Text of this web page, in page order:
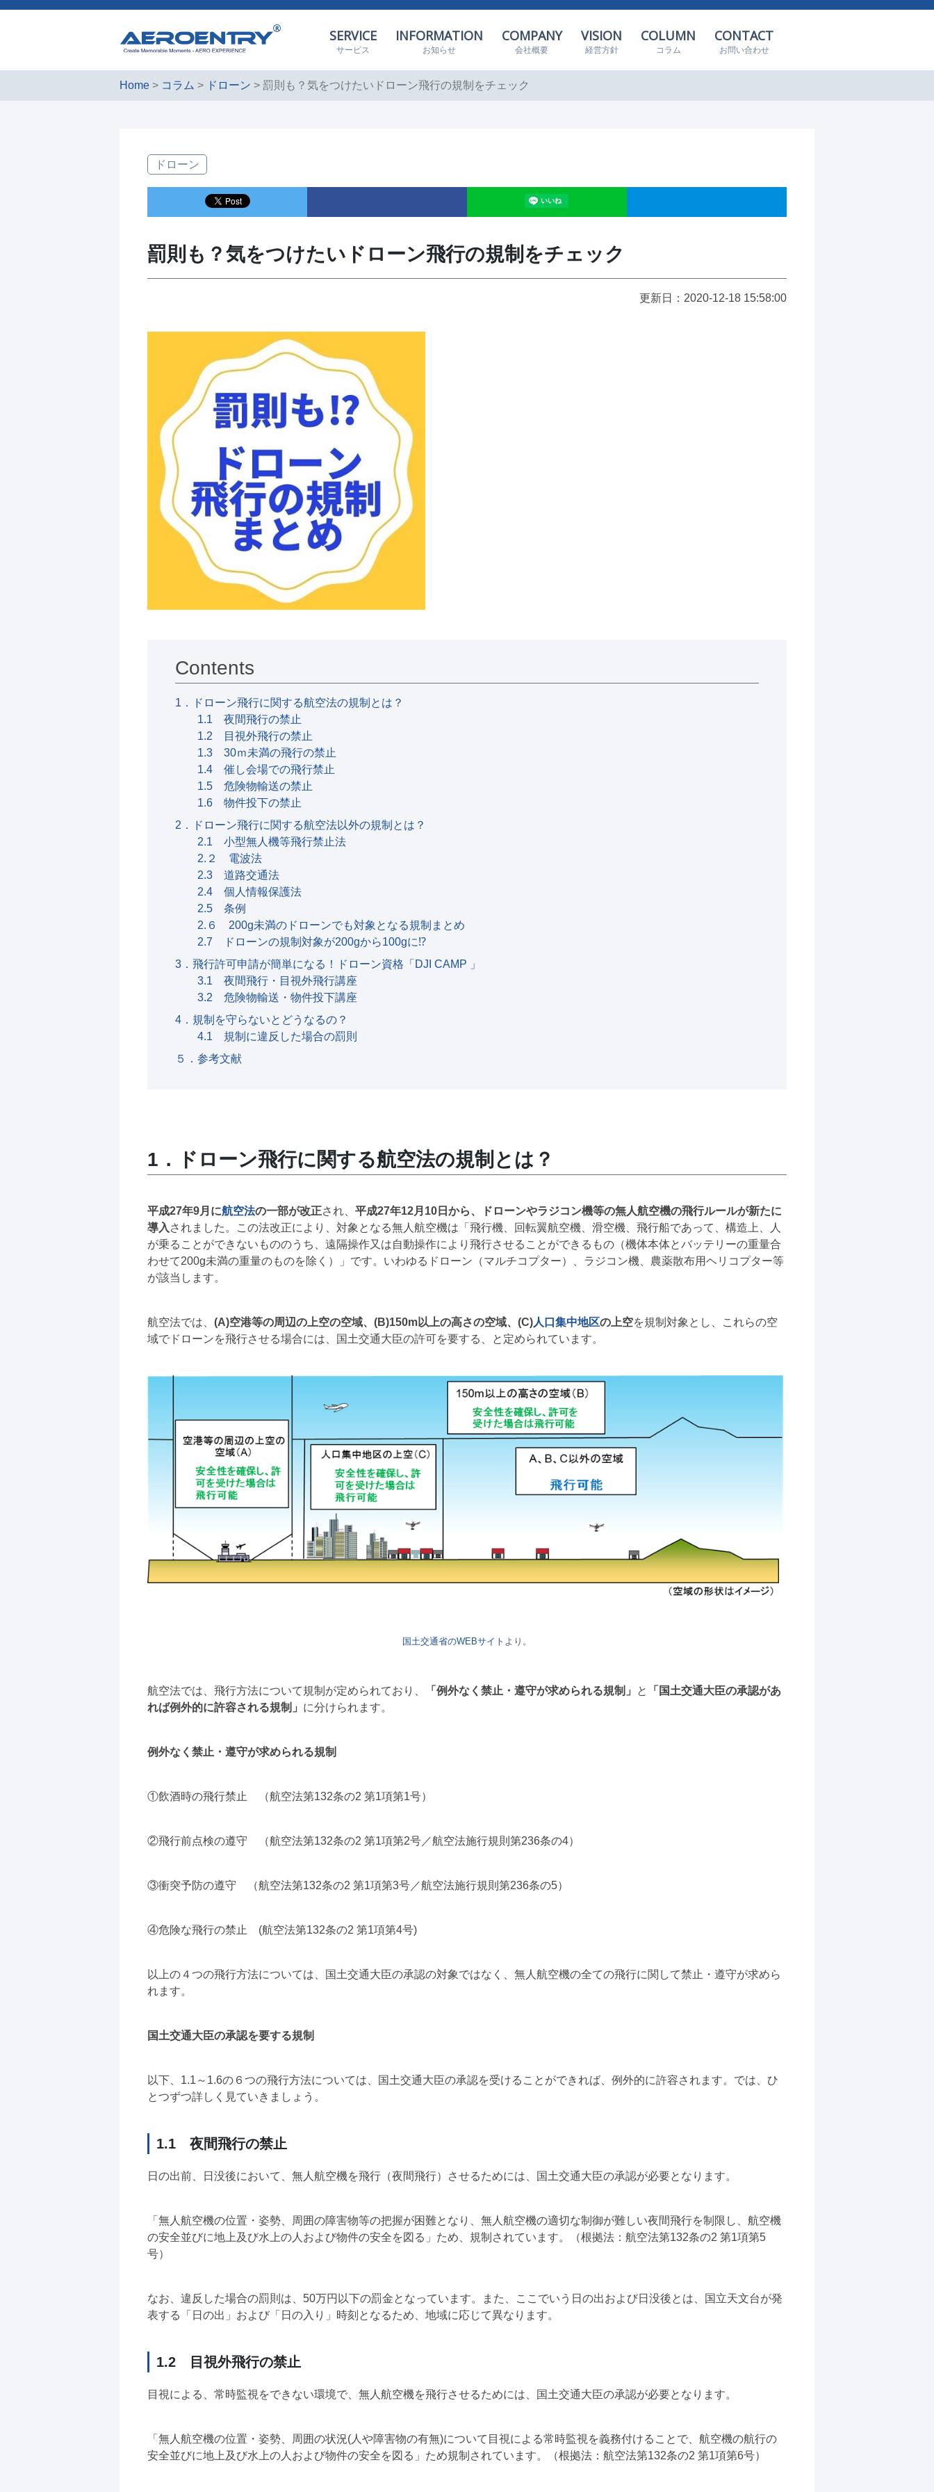
SERVICE
サービス
INFORMATION
お知らせ
COMPANY
会社概要
VISION
経営方針
COLUMN
コラム
CONTACT
お問い合わせ
Home > コラム > ドローン > 罰則も？気をつけたいドローン飛行の規制をチェック
ドローン
罰則も？気をつけたいドローン飛行の規制をチェック
更新日：2020-12-18 15:58:00
Contents
1．ドローン飛行に関する航空法の規制とは？
1.1 夜間飛行の禁止
1.2 目視外飛行の禁止
1.3 30ｍ未満の飛行の禁止
1.4 催し会場での飛行禁止
1.5 危険物輸送の禁止
1.6 物件投下の禁止
2．ドローン飛行に関する航空法以外の規制とは？
2.1 小型無人機等飛行禁止法
2.２ 電波法
2.3 道路交通法
2.4 個人情報保護法
2.5 条例
2.６ 200g未満のドローンでも対象となる規制まとめ
2.7 ドローンの規制対象が200gから100gに⁉
3．飛行許可申請が簡単になる！ドローン資格「DJI CAMP 」
3.1 夜間飛行・目視外飛行講座
3.2 危険物輸送・物件投下講座
4．規制を守らないとどうなるの？
4.1 規制に違反した場合の罰則
５．参考文献
1．ドローン飛行に関する航空法の規制とは？
平成27年9月に航空法の一部が改正され、 平成27年12月10日から、ドローンやラジコン機等の無人航空機の飛行ルールが新たに
導入 されました。この法改正により、対象となる無人航空機は「飛行機、回転翼航空機、滑空機、飛行船であって、構造上、人
が乗ることができないもののうち、遠隔操作又は自動操作により飛行させることができるもの（機体本体とバッテリーの重量合
わせて200g未満の重量のものを除く）」です。いわゆるドローン（マルチコプター）、ラジコン機、農薬散布用ヘリコプター等
が該当します。
航空法では、 (A)空港等の周辺の上空の空域、(B)150m以上の高さの空域、(C)人口集中地区の上空を規制対象とし、これらの空
域でドローンを飛行させる場合には、国土交通大臣の許可を要する、と定められています。
国土交通省のWEBサイト より。
航空法では、飛行方法について規制が定められており、 「例外なく禁止・遵守が求められる規制」 と
「国土交通大臣の承認があ
れば例外的に許容される規制」 に分けられます。
例外なく禁止・遵守が求められる規制
①飲酒時の飛行禁止 （航空法第132条の2 第1項第1号）
②飛行前点検の遵守 （航空法第132条の2 第1項第2号／航空法施行規則第236条の4）
③衝突予防の遵守 （航空法第132条の2 第1項第3号／航空法施行規則第236条の5）
④危険な飛行の禁止 (航空法第132条の2 第1項第4号)
以上の４つの飛行方法については、国土交通大臣の承認の対象ではなく、無人航空機の全ての飛行に関して禁止・遵守が求めら
れます。
国土交通大臣の承認を要する規制
以下、1.1～1.6の６つの飛行方法については、国土交通大臣の承認を受けることができれば、例外的に許容されます。では、ひ
とつずつ詳しく見ていきましょう。
1.1 夜間飛行の禁止
日の出前、日没後において、無人航空機を飛行（夜間飛行）させるためには、国土交通大臣の承認が必要となります。
「無人航空機の位置・姿勢、周囲の障害物等の把握が困難となり、無人航空機の適切な制御が難しい夜間飛行を制限し、航空機
の安全並びに地上及び水上の人および物件の安全を図る」ため、規制されています。（根拠法：航空法第132条の2 第1項第5
号）
なお、違反した場合の罰則は、50万円以下の罰金となっています。また、ここでいう日の出および日没後とは、国立天文台が発
表する「日の出」および「日の入り」時刻となるため、地域に応じて異なります。
1.2 目視外飛行の禁止
目視による、常時監視をできない環境で、無人航空機を飛行させるためには、国土交通大臣の承認が必要となります。
「無人航空機の位置・姿勢、周囲の状況(人や障害物の有無)について目視による常時監視を義務付けることで、航空機の航行の
安全並びに地上及び水上の人および物件の安全を図る」ため規制されています。（根拠法：航空法第132条の2 第1項第6号）